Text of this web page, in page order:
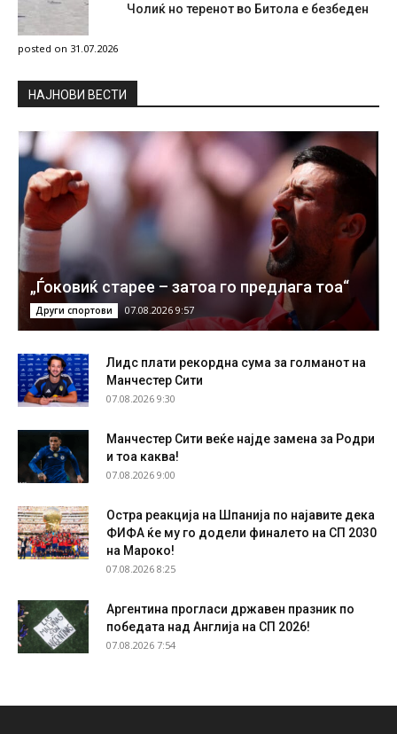
Чолиќ но теренот во Битола е безбеден
posted on 31.07.2026
НAЈНОВИ ВЕСТИ
„Ѓоковиќ старее – затоа го предлага тоа“
Други спортови 07.08.2026 9:57
Лидс плати рекордна сума за голманот на
Манчестер Сити
07.08.2026 9:30
Манчестер Сити веќе најде замена за Родри
и тоа каква!
07.08.2026 9:00
Остра реакција на Шпанија по најавите дека
ФИФА ќе му го додели финалето на СП 2030
на Мароко!
07.08.2026 8:25
Аргентина прогласи државен празник по
победата над Англија на СП 2026!
07.08.2026 7:54